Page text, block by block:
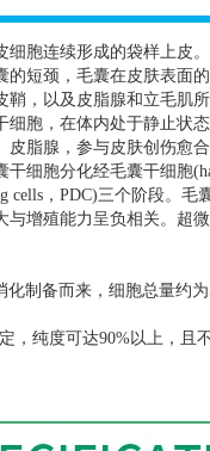
胞连续形成的袋样上皮
短颈，毛囊在皮肤表面
，以及皮脂腺和立毛肌
细胞，在体内处于静止状
脂腺，参与皮肤创伤愈
干细胞分化经毛囊干细胞
cells ， PDC)三个阶段。毛
增殖能力呈负相关。超
化制备而来，细胞总量约为
，纯度可达90%以上，且